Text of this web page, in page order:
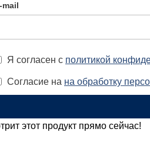
mail
Я согласен с политикой
Согласие на на обработку
этот продукт прямо сейчас!